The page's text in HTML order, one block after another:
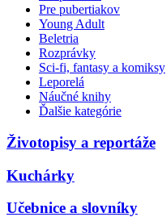
Pre pubertiakov
Young Adult
Beletria
Rozprávky
Sci-fi, fantasy a komiksy
Leporelá
Náučné knihy
Ďalšie kategórie
Životopisy a reportáže
Kuchárky
Učebnice a slovníky